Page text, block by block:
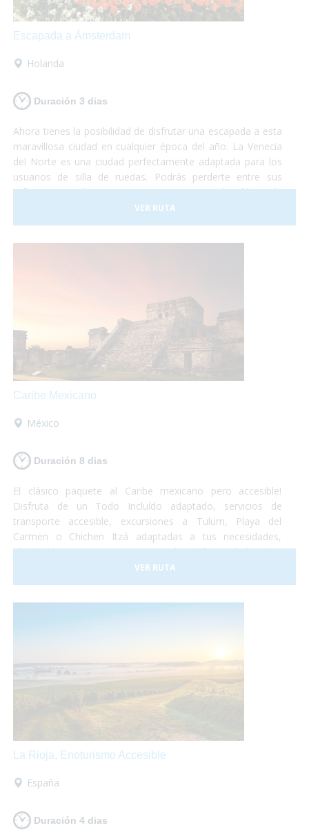
Escapada a Ámsterdam
Holanda
Duración 3 dias
Ahora tienes la posibilidad de disfrutar una escapada a esta
maravillosa ciudad en cualquier época del año. La Venecia
del Norte es una ciudad perfectamente adaptada para los
usuarios de silla de ruedas. Podrás perderte entre sus
calles, visitar el Barrio Rojo o pasear por el Voldenpark,
sabías que en la primavera explota de color? Las flores y su
aroma lo inundan todo! Ámsterdam es accesible, te lo vas a
VER RUTA
Caribe Mexicano
México
Duración 8 dias
El clásico paquete al Caribe mexicano pero accesible!
Disfruta de un Todo Incluído adaptado, servicios de
transporte accesible, excursiones a Tulum, Playa del
Carmen o Chichen Itzá adaptadas a tus necesidades,
alquiler de equipamientos para poder disfrutar de la playa
sin sobresaltos. No te lo pierdas!
VER RUTA
La Rioja, Enoturismo Accesible
España
Duración 4 dias